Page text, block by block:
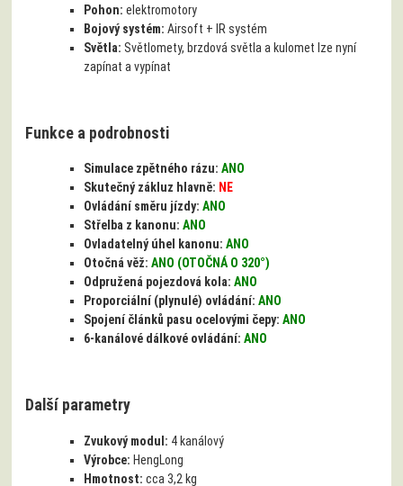
Pohon:elektromotory
Bojový systém:Airsoft + IR systém
Světla:Světlomety, brzdová světla a kulomet lze nyní
zapínat a vypínat
Funkce a podrobnosti
Simulace zpětného rázu:ANO
Skutečný zákluz hlavně: NE
Ovládání směru jízdy:ANO
Střelba z kanonu:ANO
Ovladatelný úhel kanonu:ANO
Otočná věž:ANO (OTOČNÁ O 320°)
Odpružená pojezdová kola:ANO
Proporciální (plynulé) ovládání:ANO
Spojení článků pasu ocelovými čepy:ANO
6-kanálové dálkové ovládání:ANO
Další parametry
Zvukový modul: 4 kanálový
Výrobce: HengLong
Hmotnost:cca 3,2 kg